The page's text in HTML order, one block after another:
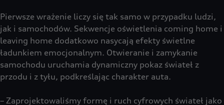
Pierwsze wrażenie liczy się tak samo w przypadku ludzi,
jak i samochodów. Sekwencje oświetlenia coming home i
leaving home dodatkowo nasycają efekty świetlne
ładunkiem emocjonalnym. Otwieranie i zamykanie
samochodu uruchamia dynamiczny pokaz świateł z
przodu i z tyłu, podkreślając charakter auta.
– Zaprojektowaliśmy formę i ruch cyfrowych świateł jako